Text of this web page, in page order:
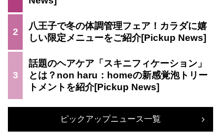
2
八王子で冬の体調管理フェア！カラダに嬉
しい限定メニューをご紹介
3
話題のヘアケア「スキニフィケーション」
とは？non haru：homeの新感覚泡トリー
トメントを紹介
ピックアップニュース一覧